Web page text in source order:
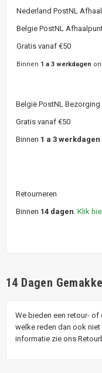
Nederland PostNL
Belgie PostNL
Gratis vanaf €50
Binnen 1 a 3 werkdagen
België PostNL
Gratis vanaf €50
Binnen 1 a 3 werkdagen
Retourneren
Binnen 14 dagen. Klik
14 Dagen
We bieden een retour- of
welke reden dan ook
informatie zie ons